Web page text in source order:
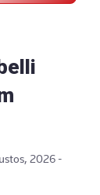
2026 -